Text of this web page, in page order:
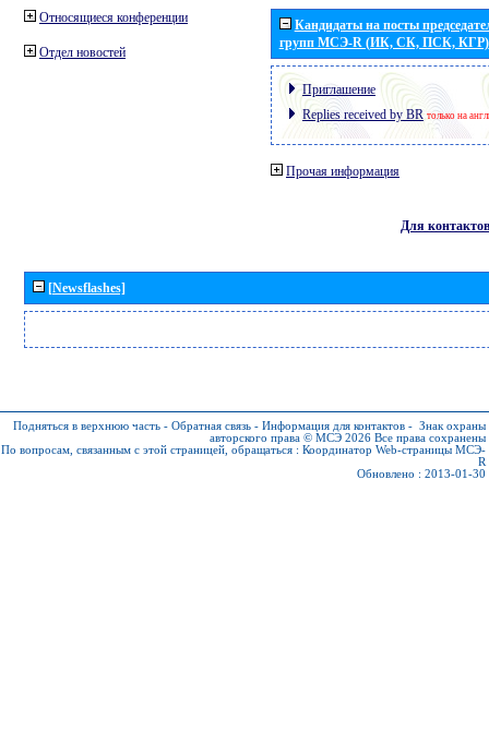
Относящиеся конференции
Отдел новостей
Кандидаты на посты
групп МСЭ-R (ИК, СК, ПСК, КГР)
Приглашение
Replies received by BR только на
Прочая информация
Для контактов
[Newsflashes]
Подняться в верхнюю часть - Обратная связь - Информация для контактов - Знак охраны
авторского права © МСЭ 2026 Все права сохранены
По вопросам, связанным с этой страницей, обращаться : Координатор Web-страницы МСЭ-
R
Обновлено : 2013-01-30